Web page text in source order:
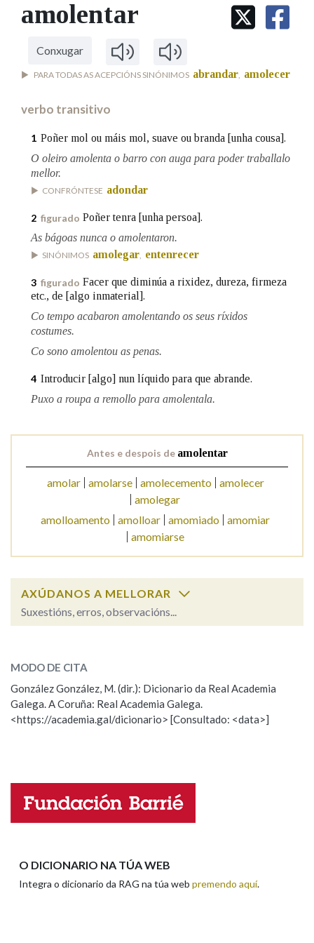
IDENTIDADE CORPORATIVA
MARCIAL DEL ADALID
CASA-MUSEO EMILIA PARDO
BAZÁN
FIGURAS HOMENAXEADAS
HISTORIA
60 ANOS DLG
Facebook
TwitterYoutubeInstagram
Bluesky
BUSCAR NOS LEMAS
Comeza por
Contén
BUSCAR NO CONTIDO
Nas definicións
Nos exemplos
Na fraseoloxía
LIMPAR BUSCA
amolentar
Conxugar
PARA TODAS AS ACEPCIÓNS SINÓNIMOS abrandar, amolecer
verbo transitivo
1 Poñer mol ou máis mol, suave ou branda [unha cousa].
O oleiro amolenta o barro con auga para poder traballalo
mellor.
CONFRÓNTESE adondar
2 figurado Poñer tenra [unha persoa].
As bágoas nunca o amolentaron.
SINÓNIMOS amolegar entenrecer
3 figurado Facer que diminúa a rixidez, dureza, firmeza
etc., de [algo inmaterial].
Co tempo acabaron amolentando os seus ríxidos
costumes.
Co sono amolentou as penas.
4 Introducir [algo] nun líquido para que abrande.
Puxo a roupa a remollo para amolentala.
Antes e despois de amolentar
amolar amolarse amolecemento
amolecer
amolegar
amolloamento amolloar amomiado amomiar
amomiarse
AXÚDANOS A MELLORAR
Suxestións, erros, observacións...
ESCOLLE UNHA OPCIÓN:
Observación Hai un erro na palabra
Propoño mellorar a definición
Nome
MODO DE CITA
González González, M. (dir.): Dicionario da Real Academia
Galega. A Coruña: Real Academia Galega.
<https://academia.gal/dicionario> [Consultado: <data>]
O DICIONARIO NA TÚA WEB
Integra o dicionario da RAG na túa web premendo aquí.